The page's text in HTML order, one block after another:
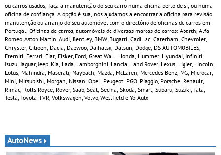
ou carros usados, faça a manutenção do seu carro numa oficina perto de si, ou numa
oficina de confiança. A opção é sua, nós ajudamos a encontrar a oficina para revisão,
manutenção ou arranjo do seu automóvel com o directório de oficinas de carros em
Portugal. Oficinas de carros, automóveis de diversas marcas de carros: Abarth, Alfa
Romeo, Aston Martin, Audi, Bentley, BMW, Bugatti, Cadillac, Caterham, Chevrolet,
Chrysler, Citroen, Dacia, Daewoo, Daihatsu, Datsun, Dodge, DS AUTOMOBILES,
Eterniti, Ferrari, Fiat, Fisker, Ford, Great Wall, Honda, Hummer, Hyundai, Infiniti,
Isuzu, Jaguar, Jeep, Kia, Lada, Lamborghini, Lancia, Land Rover, Lexus, Ligier, Lincoln,
Lotus, Mahindra, Maserati, Maybach, Mazda, McLaren, Mercedes Benz, MG, Microcar,
Mini, Mitsubishi, Morgan, Nissan, Opel, Peugeot, PGO, Piaggio, Porsche, Renault,
Rimac, Rolls-Royce, Rover, Saab, Seat, Secma, Skoda, Smart, Subaru, Suzuki, Tata,
Tesla, Toyota, TVR, Volkswagen, Volvo, Westfield e Yo-Auto
AutoNews